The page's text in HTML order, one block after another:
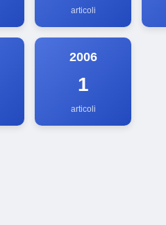
articoli
2006
1
articoli